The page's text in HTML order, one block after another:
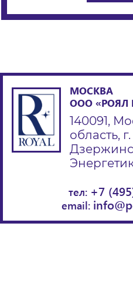
МОСКВА
ООО «РОЯЛ
140091,
область, г.
тел: +7
email: